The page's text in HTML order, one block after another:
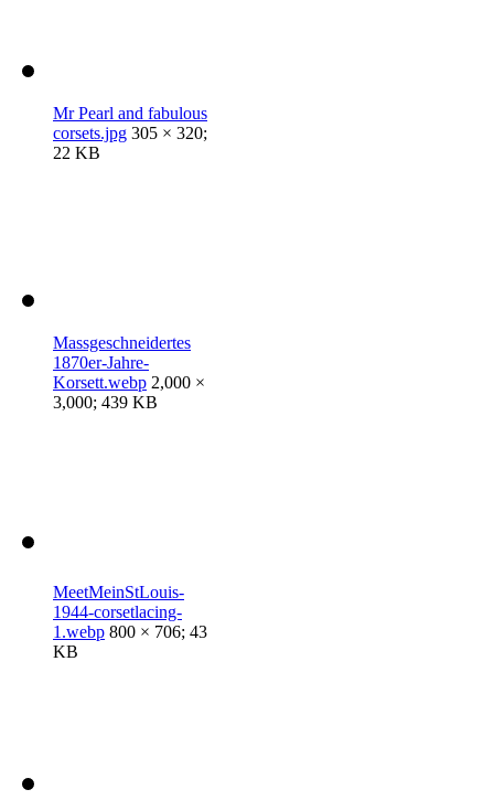
Mr Pearl and fabulous
corsets.jpg 305 × 320;
22 KB
Massgeschneidertes
1870er-Jahre-
Korsett.webp 2,000 ×
3,000; 439 KB
MeetMeinStLouis-
1944-corsetlacing-
1.webp 800 × 706; 43
KB